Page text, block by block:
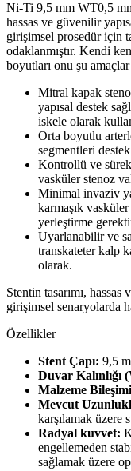
Ni-Ti 9,5 mm WT0,5
hassas ve güvenilir
girişimsel prosedür için
odaklanmıştır. Kendi
boyutları onu şu
Mitral kapak
yapısal destek
iskele olarak
Orta boyutlu
segmentleri
Kontrollü ve
vasküler stenoz
Minimal invaziv
karmaşık
yerleştirme
Uyarlanabilir ve
transkateter kalp
olarak.
Stentin tasarımı,
girişimsel senaryolarda
Özellikler
Stent Çapı: 9,5
Duvar Kalınlığı
Malzeme
Mevcut
karşılamak üzere
Radyal kuvvet:
engellemeden
sağlamak üzere